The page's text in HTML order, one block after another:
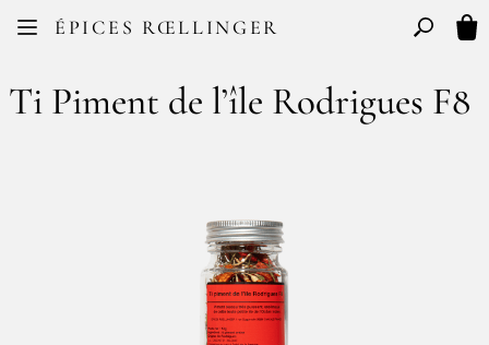
ÉPICES RŒLLINGER
FR EN Basculer
Ti Piment de l’île Rodrigues F8